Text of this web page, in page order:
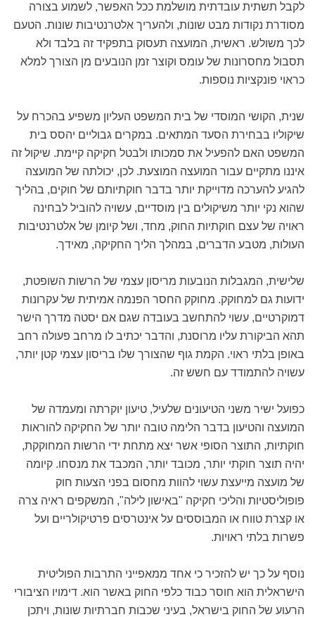
לקבל תשתית עובדתית מושלמת ככל האפשר, לשמוע בצורה
מסודרת נקודות מבט שונות, ולהעריך אלטרנטיבות שונות. הטעם
לכך משולש. ראשית, המועצה תעסוק בתפקיד זה בלבד ולא
תסבול מחסרונות של עומס וקוצר זמן הנובעים מן הצורך למלא
כראוי פונקציות נוספות.
שנית, הקושי המוסדי של בית המשפט העליון משפיע בהכרח על
שיקוליו בבחירת הסעד המתאים. במקרים גבוליים יהסס בית
המשפט האם להפעיל את סמכותו ולבטל חקיקה קיימת. שיקול זה
איננו מתקיים עבור המועצה המוצעת. לכן, יכולתה של המועצה
להגיע להערכה מדוייקת יותר בדבר חוקתיותם של חוקים, בהליך
שהוא נקי יותר משיקולים בין מוסדיים, עשויה להוביל לבחינה
ראויה של עצם חוקתיות החוק, מחד, ושל קיומן של אלטרנטיבות
העולות, מטבע הדברים, במהלך הליך החקיקה, מאידך.
שלישית, המגבלות הנובעות מריסון עצמי של הרשות השופטת,
ידועות גם למחוקק. מחוקק החסר הפנמה אמיתית של עקרונות
דמוקרטיים, עשוי להתחשב בעובדה שגם אם יסטה מדרך הישר
תהא הביקורת עליו מרוסנת, והדבר יכתיב לו מרחב פעולה רחב
באופן בלתי ראוי. הקמת גוף שהצורך שלו בריסון עצמי קטן יותר,
עשויה להתמודד עם חשש זה.
כפועל ישיר משני הטיעונים שלעיל, טיעון יוקרתה ומעמדה של
המועצה והטיעון בדבר הלימה טובה יותר של החקיקה להוראות
חוקתיות, התוצר הסופי אשר יצא מתחת ידי הרשות המחוקקת,
יהיה תוצר חוקתי יותר, מכובד יותר, המכבד את מנסחו. קיומה
של מועצה מייעצת עשוי להוות מחסום בפני הצעות חוק
פופוליסטיות והליכי חקיקה "באישון לילה", המשקפים ראיה צרה
או קצרת טווח או המבוססים על אינטרסים פרטיקולריים ועל
פשרות בלתי ראויות.
נוסף על כך יש להזכיר כי אחד ממאפייני התרבות הפוליטית
הישראלית הוא חוסר כבוד כלפי החוק באשר הוא. דימויו הציבורי
הרעוע של החוק בישראל, בעיני שכבות חברתיות שונות, ויתכן